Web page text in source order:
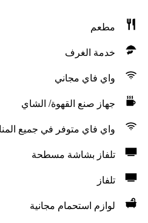
مطعم
خدمة الغرف
واي فاي مجاني
جهاز صنع القهوة/ الشاي
واي فاي متوفر في جميع
تلفاز بشاشة مسطحة
تلفاز
لوازم استحمام مجانية